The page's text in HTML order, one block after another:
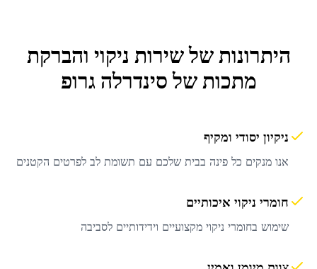
היתרונות של שירות ניקוי והברקת
מתכות של סינדרלה גרופ
ניקיון יסודי ומקיף
אנו מנקים כל פינה בבית שלכם עם תשומת לב לפרטים הקטנים
חומרי ניקוי איכותיים
שימוש בחומרי ניקוי מקצועיים וידידותיים לסביבה